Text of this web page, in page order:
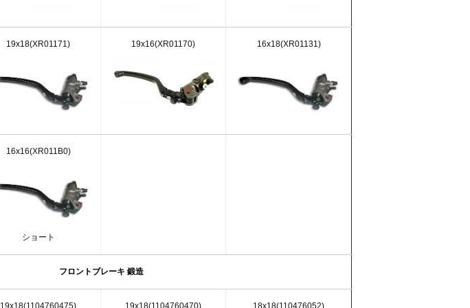
19x18(XR01171) 19x16(XR01170) 16x18(XR01131)
16x16(XR011B0)
ショート
フロントブレーキ 鍛造